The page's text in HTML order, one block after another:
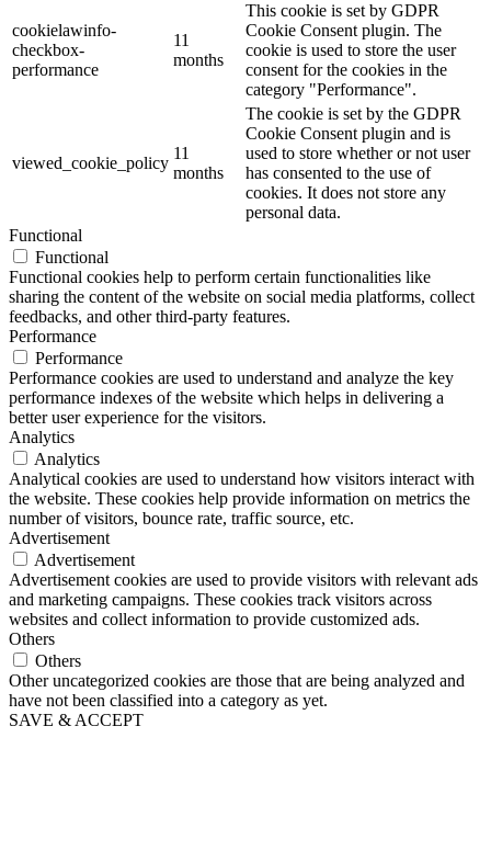
cookielawinfo-
checkbox-
performance
11
months
This cookie is set by GDPR
Cookie Consent plugin. The
cookie is used to store the user
consent for the cookies in the
category "Performance".
viewed_cookie_policy
11
months
The cookie is set by the GDPR
Cookie Consent plugin and is
used to store whether or not user
has consented to the use of
cookies. It does not store any
personal data.
Functional
Functional
Functional cookies help to perform certain functionalities like
sharing the content of the website on social media platforms, collect
feedbacks, and other third-party features.
Performance
Performance
Performance cookies are used to understand and analyze the key
performance indexes of the website which helps in delivering a
better user experience for the visitors.
Analytics
Analytics
Analytical cookies are used to understand how visitors interact with
the website. These cookies help provide information on metrics the
number of visitors, bounce rate, traffic source, etc.
Advertisement
Advertisement
Advertisement cookies are used to provide visitors with relevant ads
and marketing campaigns. These cookies track visitors across
websites and collect information to provide customized ads.
Others
Others
Other uncategorized cookies are those that are being analyzed and
have not been classified into a category as yet.
SAVE & ACCEPT